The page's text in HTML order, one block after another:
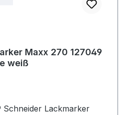
Maxx 270 127049
weiß
Schneider Lackmarker